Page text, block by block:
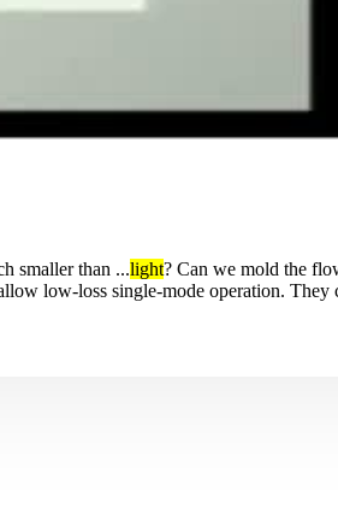
smaller than ...light? Can we mold the
low-loss single-mode operation.